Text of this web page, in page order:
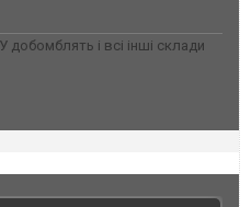
добомблять і всі інші склади